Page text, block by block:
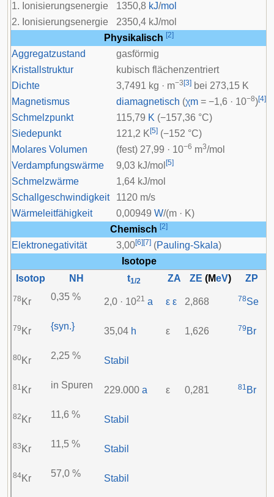
1. Ionisierungsenergie 1350,8 kJ/mol
2. Ionisierungsenergie
2350,4 kJ/mol
Physikalisch [2]
Aggregatzustand
gasförmig
Kristallstruktur
kubisch flächenzentriert
Dichte
3,7491 kg · m−3 [3] bei 273,15 K
Magnetismus
diamagnetisch (χm = −1,6 · 10−8)[4]
Schmelzpunkt 115,79 K (−157,36 °C)
Siedepunkt
121,2 K [5] (−152 °C)
Molares Volumen
(fest) 27,99 · 10−6 m3/mol
Verdampfungswärme
9,03 kJ/mol [5]
Schmelzwärme
1,64 kJ/mol
Schallgeschwindigkeit
1120 m/s
Wärmeleitfähigkeit
0,00949 W/(m · K)
Chemisch [2]
Elektronegativität 3,00[6] [7] (Pauling-Skala)
Isotope
Isotop
NH t1/2 ZA ZE (MeV) ZP
78 Kr 0,35 % 2,0 · 1021 a ε ε 2,868 78Se
79 Kr {syn.} 35,04 h ε 1,626 79 Br
80Kr 2,25 % Stabil
81 Kr in Spuren 229.000 a ε 0,281 81 Br
82 Kr 11,6 % Stabil
83 Kr 11,5 % Stabil
84Kr 57,0 % Stabil